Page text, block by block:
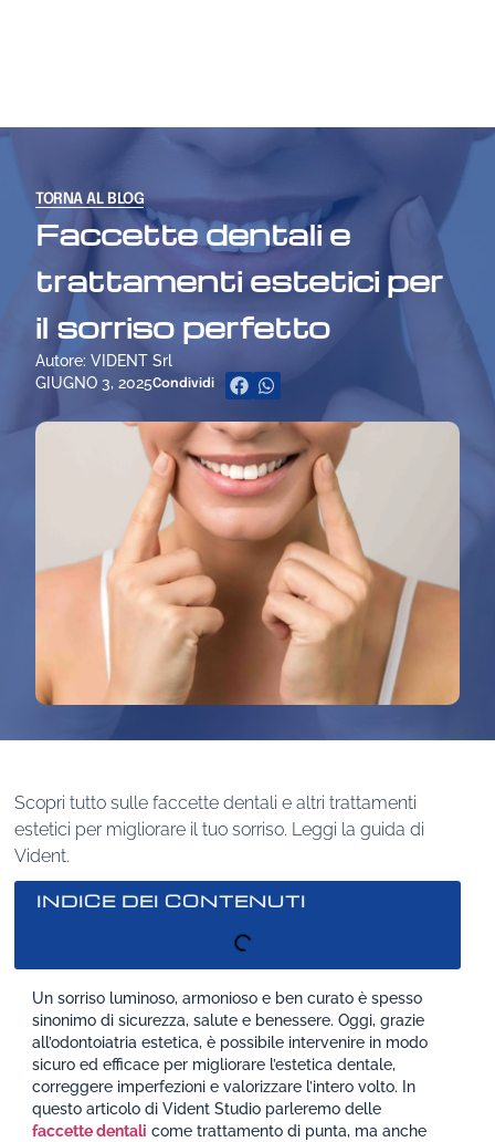
TORNA AL BLOG
Faccette dentali e
trattamenti estetici per
il sorriso perfetto
Autore: VIDENT Srl
GIUGNO 3, 2025Condividi
Scopri tutto sulle faccette dentali e altri trattamenti
estetici per migliorare il tuo sorriso. Leggi la guida di
Vident.
INDICE DEI CONTENUTI
Un sorriso luminoso, armonioso e ben curato è spesso
sinonimo di sicurezza, salute e benessere. Oggi, grazie
all’odontoiatria estetica, è possibile intervenire in modo
sicuro ed efficace per migliorare l’estetica dentale,
correggere imperfezioni e valorizzare l’intero volto. In
questo articolo di Vident Studio parleremo delle
faccette dentali come trattamento di punta, ma anche